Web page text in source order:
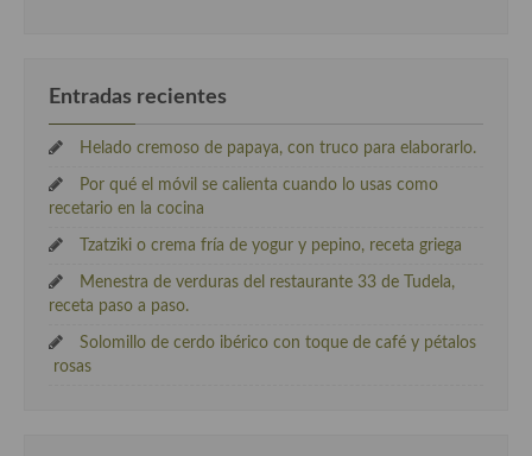
Entradas recientes
Helado cremoso de papaya, con truco para elaborarlo.
Por qué el móvil se calienta cuando lo usas como
recetario en la cocina
Tzatziki o crema fría de yogur y pepino, receta griega
Menestra de verduras del restaurante 33 de Tudela,
receta paso a paso.
Solomillo de cerdo ibérico con toque de café y pétalos
rosas